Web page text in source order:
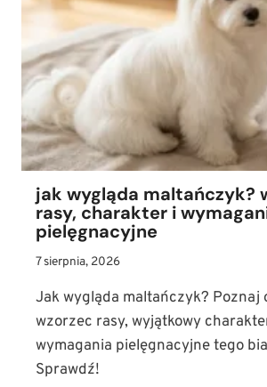
CO
POMAGA?
KOMPENDIUM
WIEDZY
DAWKOWANIU
I
jak wygląda maltańczyk?
rasy, charakter i
pielęgnacyjne
7 sierpnia, 2026
Jak wygląda maltańczyk? Poznaj
wzorzec rasy, wyjątkowy
wymagania pielęgnacyjne tego
Sprawdź!